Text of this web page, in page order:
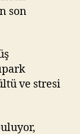
son
ve stresi